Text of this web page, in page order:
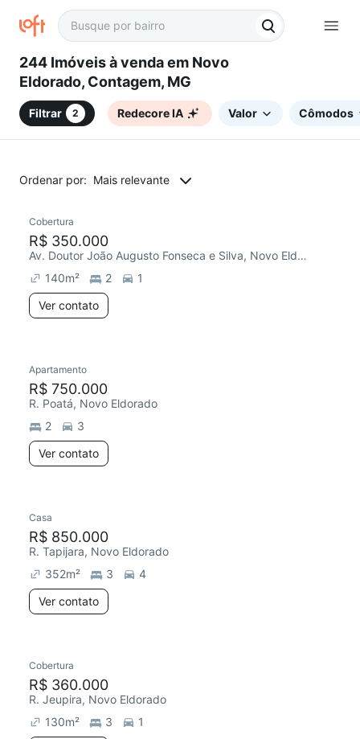
244 Imóveis à venda em Novo
Eldorado, Contagem, MG
Filtrar 2 Redecore IA Valor Cômodos
Ordenar por: Mais relevante
Redecorar
Cobertura
R$ 350.000
Av. Doutor João Augusto Fonseca e Silva, Novo Eldorado
140m² 2
1
Ver contato
Redecorar
Apartamento
R$ 750.000
R. Poatá, Novo Eldorado
2
3
Ver contato
Casa
R$ 850.000
R. Tapijara, Novo Eldorado
352m² 3
4
Ver contato
Redecorar
Cobertura
R$ 360.000
R. Jeupira, Novo Eldorado
130m² 3
1